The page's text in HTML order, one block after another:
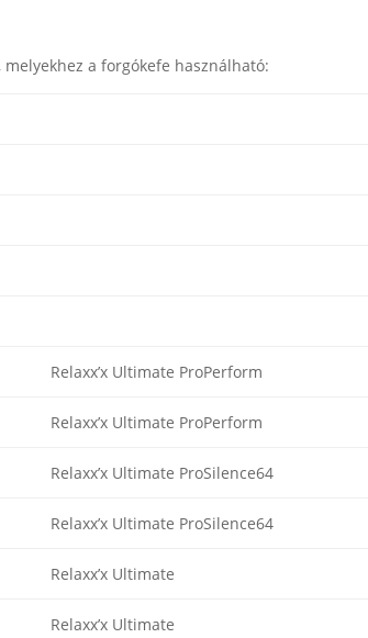
a forgókefe használható:
Relaxx’x Ultimate ProPerform
Relaxx’x Ultimate ProPerform
Relaxx’x Ultimate ProSilence64
Relaxx’x Ultimate ProSilence64
Relaxx’x Ultimate
Relaxx’x Ultimate